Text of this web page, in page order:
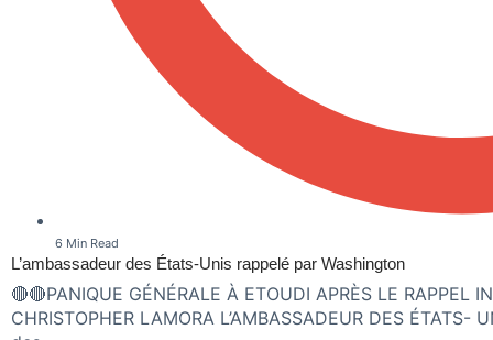
6 Min Read
L’ambassadeur des États-Unis rappelé par Washington
🔴🔴PANIQUE GÉNÉRALE À ETOUDI APRÈS LE RAPPEL
CHRISTOPHER LAMORA L’AMBASSADEUR DES ÉTATS-